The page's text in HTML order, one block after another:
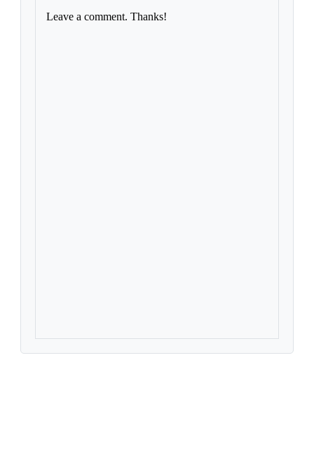
Leave a comment. Thanks!